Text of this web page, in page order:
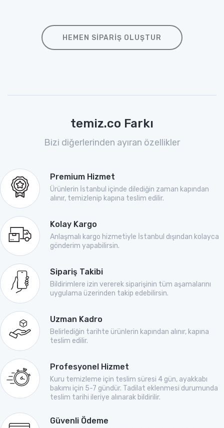
HEMEN SIPARIŞ OLUŞTUR
temiz.co Farkı
Bizi diğerlerinden ayıran özellikler
Premium Hizmet
Ürünlerin İstanbul içinde dilediğin zaman kapından
alınır, temizlenip kapına teslim edilir.
Kolay Kargo
Anlaşmalı kargo hizmetiyle İstanbul dışından kolayca
gönderim yapabilirsin.
Sipariş Takibi
Bildirimlere izin vererek siparişinin tüm aşamalarını
uygulama üzerinden takip edebilirsin.
Uzman Kadro
Belirlediğin tarihte ürünlerin kapından alınır, kapına
teslim edilir.
Profesyonel Hizmet
Kuru temizleme için teslim süresi 4 gün, ayakkabı
bakımı için 5-7 gündür. Tadilat eklenmesi durumunda
teslim tarihi ileriye alınarak bildirilir.
Güvenli Ödeme